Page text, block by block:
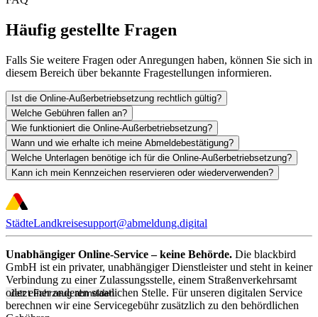
Häufig gestellte Fragen
Falls Sie weitere Fragen oder Anregungen haben, können Sie sich in
diesem Bereich über bekannte Fragestellungen informieren.
Ist die Online-Außerbetriebsetzung rechtlich gültig?
Welche Gebühren fallen an?
Wie funktioniert die Online-Außerbetriebsetzung?
Wann und wie erhalte ich meine Abmeldebestätigung?
Welche Unterlagen benötige ich für die Online-Außerbetriebsetzung?
Kann ich mein Kennzeichen reservieren oder wiederverwenden?
Jetzt Fahrzeug abmelden
StädteLandkreisesupport@abmeldung.digital
Unabhängiger Online-Service – keine Behörde. Die blackbird
GmbH ist ein privater, unabhängiger Dienstleister und steht in keiner
Verbindung zu einer Zulassungsstelle, einem Straßenverkehrsamt
oder einer anderen staatlichen Stelle. Für unseren digitalen Service
berechnen wir eine Servicegebühr zusätzlich zu den behördlichen